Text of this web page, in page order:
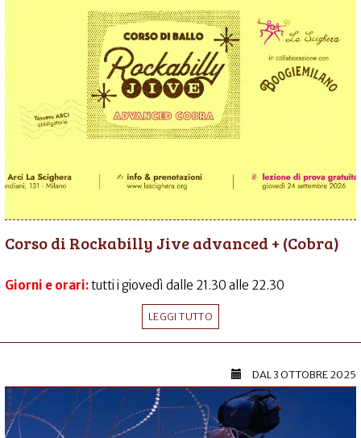
Corso di Rockabilly Jive advanced + (Cobra)
Giorni e orari:tutti i giovedì dalle 21.30 alle 22.30
LEGGI TUTTO
DAL3 OTTOBRE 2025